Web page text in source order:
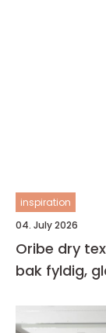
inspiration
04. July 2026
Oribe dry
bak fyldig,